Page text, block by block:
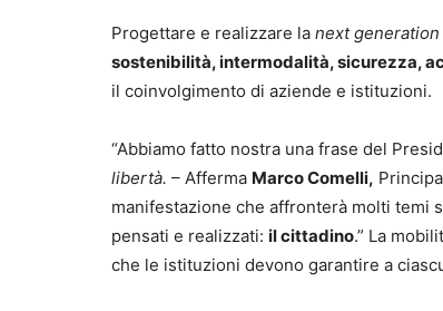
Progettare e realizzare la next
sostenibilità, intermodalità, sicurezza,
il coinvolgimento di aziende e istituzioni.
“Abbiamo fatto nostra una frase del
libertà. – Afferma Marco Comelli,
manifestazione che affronterà molti temi
pensati e realizzati: il cittadino.” La
che le istituzioni devono garantire a